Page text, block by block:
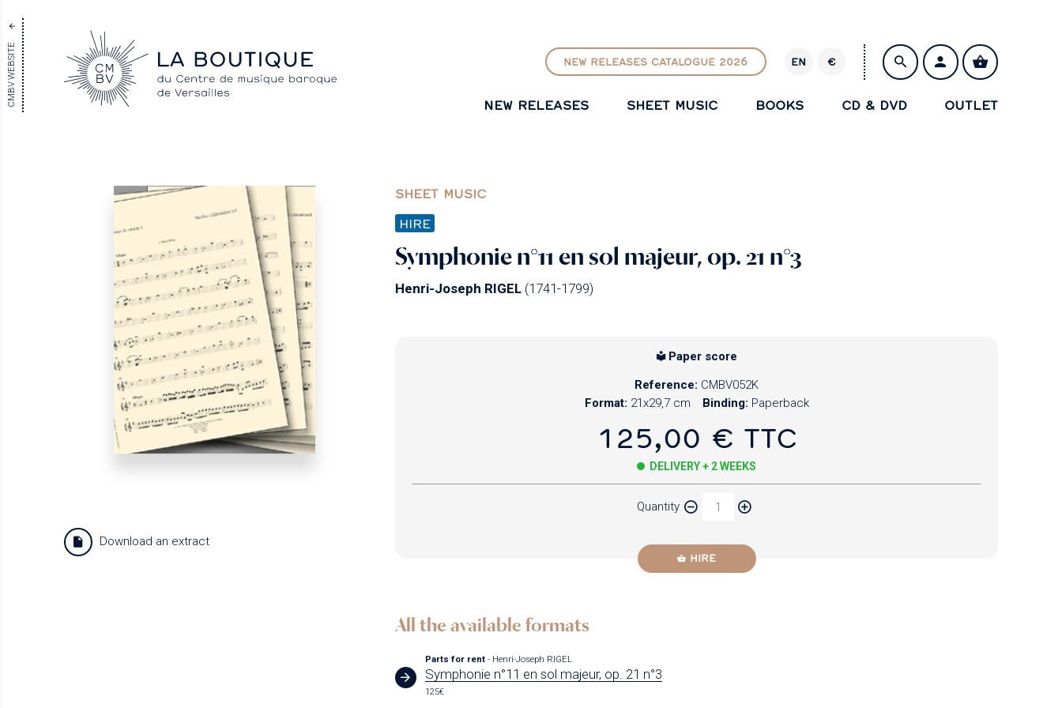
CMBV WEBSITE NEW RELEASES CATALOGUE 2026 EN
R
€
NEW RELEASES SHEET MUSIC BOOKS CD & DVD OUTLET
SHEET MUSIC
HIRE
Symphonie n°11 en sol majeur, op. 21 n°3
Henri-Joseph RIGEL (1741-1799)
Download an extract
Paper score
Reference: CMBV052K
Format: 21x29,7 cm Binding: Paperback
125,00 € TTC
DELIVERY + 2 WEEKS
Quantity
HIRE
All the available formats
Parts for rent- Henri-Joseph RIGEL
Symphonie n°11 en sol majeur, op. 21 n°3
125€